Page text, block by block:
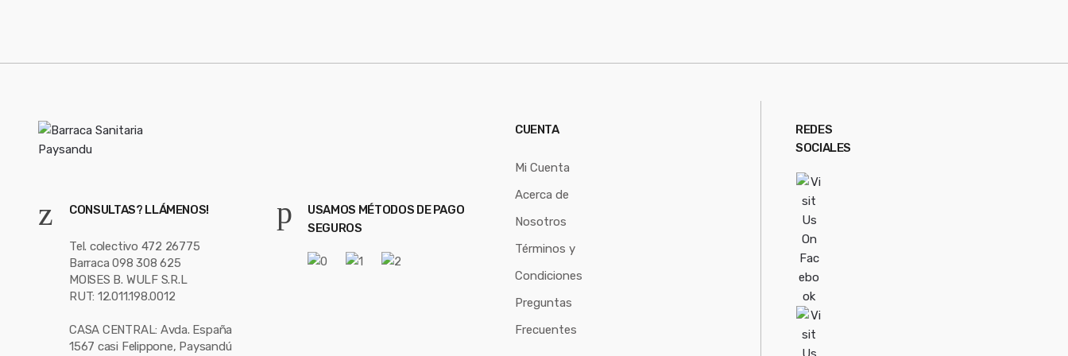
s
CONSULTAS? LLÁMENOS!
Tel. colectivo 472 26775
Barraca 098 308 625
MOISES B. WULF S.R.L
RUT: 12.011.198.0012
CASA CENTRAL: Avda. España
1567 casi Felippone, Paysandú
USAMOS MÉTODOS DE PAGO
SEGUROS
CUENTA
Mi Cuenta
Acerca de
Nosotros
Términos y
Condiciones
Preguntas
Frecuentes
REDES
SOCIALES